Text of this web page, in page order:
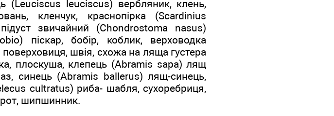
(Leuciscus leuciscus) вербляник, клень,
кленчук, краснопірка (Scardinius
звичайний (Chondrostoma nasus)
піскар, бобір, коблик, верховодка
швія, схожа на ляща густера
плоскуша, клепець (Abramis sapa) лящ
синець (Abramis ballerus) лящ-синець,
cultratus) риба- шабля, сухоребриця,
шипшинник.